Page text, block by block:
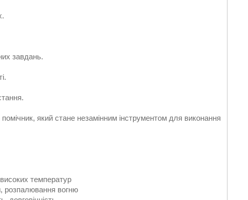
завдань.
який стане незамінним інструментом для виконання
температур
розпалювання вогню